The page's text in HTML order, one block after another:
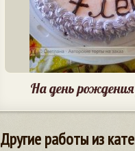
На день рождения
Другие работы из